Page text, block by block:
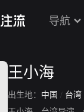
导航
王小海
出生地： 中国 / 台湾